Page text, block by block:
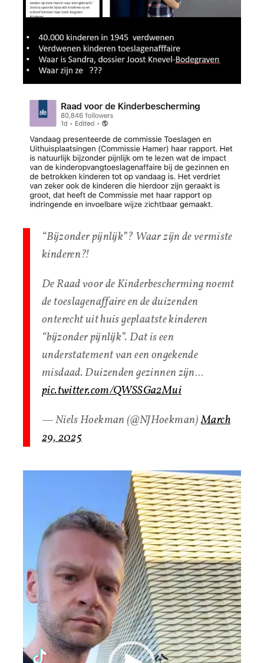
“Bijzonder pijnlijk”? Waar zijn de vermiste
kinderen?!
De Raad voor de Kinderbescherming noemt
de toeslagenaffaire en de duizenden
onterecht uit huis geplaatste kinderen
“bijzonder pijnlijk”. Dat is een
understatement van een ongekende
misdaad. Duizenden gezinnen zijn…
pic.twitter.com/QWSSGa2Mui
— Niels Hoekman (@NJHoekman)March
29, 2025